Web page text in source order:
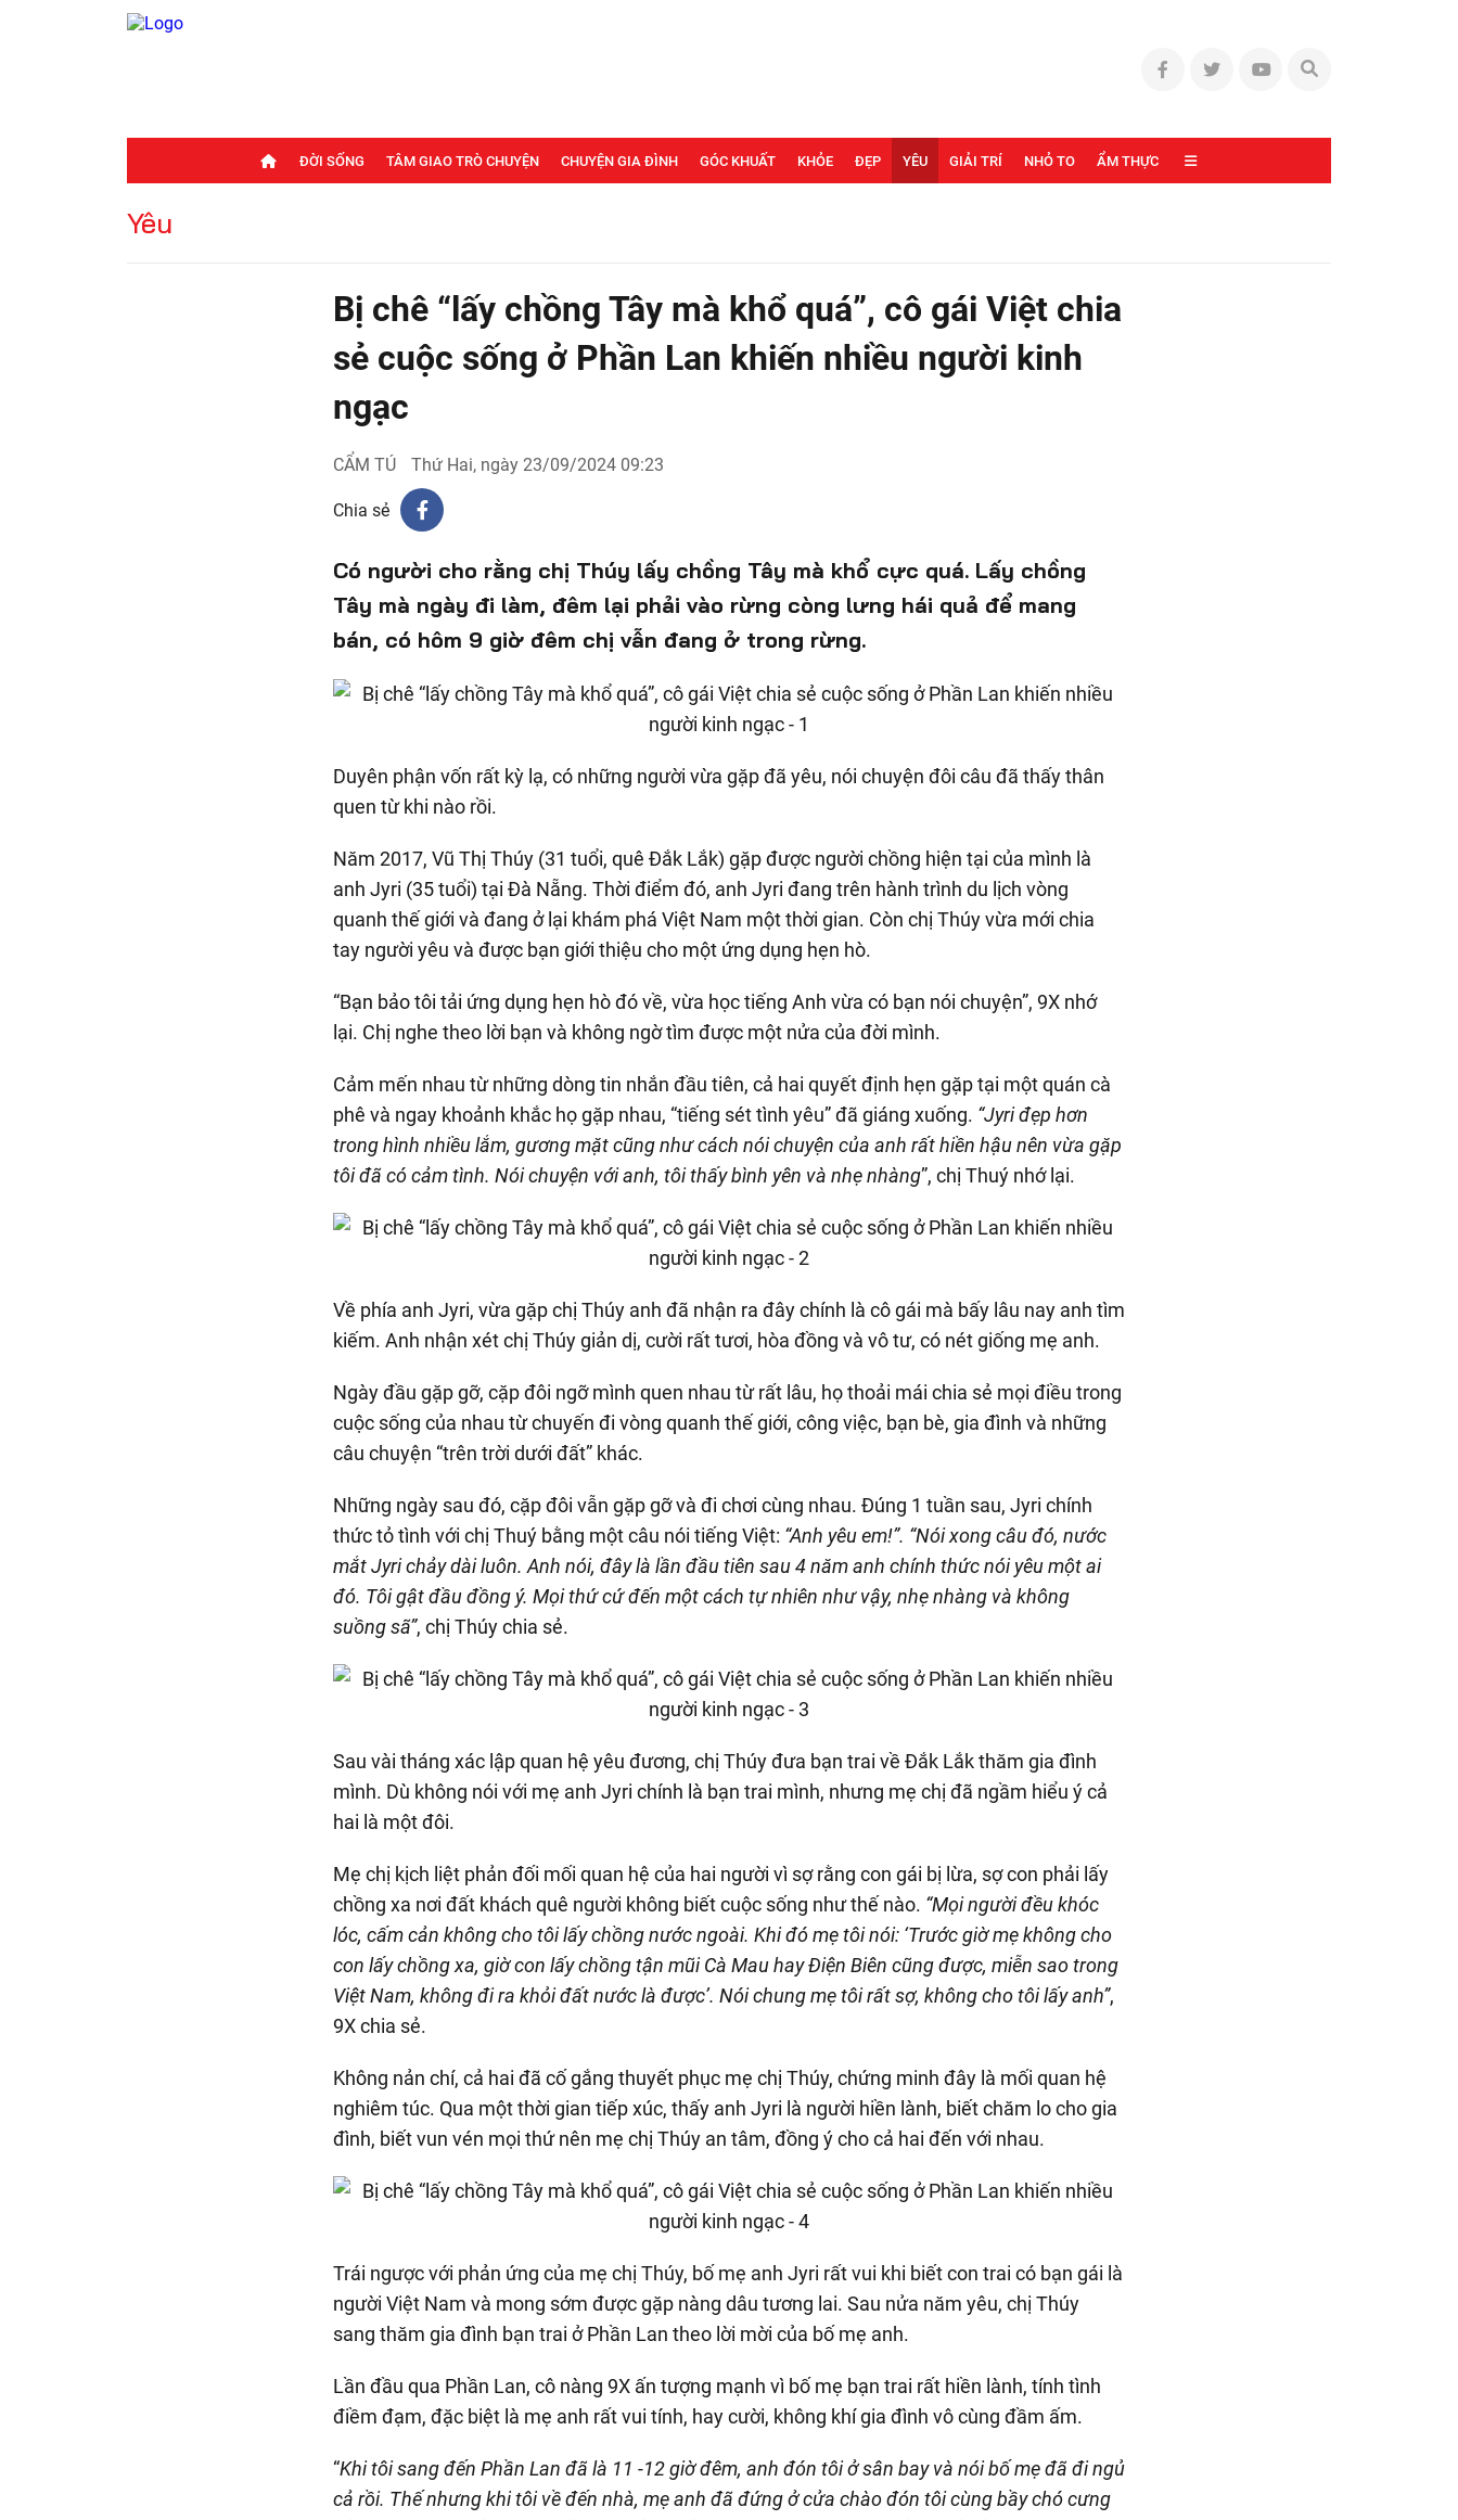
ĐỜI SỐNG TÂM GIAO TRÒ CHUYỆN CHUYỆN GIA ĐÌNH GÓC KHUẤT KHỎE ĐẸP YÊU GIẢI TRÍ NHỎ TO ẨM THỰC
Yêu
Bị chê “lấy chồng Tây mà khổ quá”, cô gái Việt chia
sẻ cuộc sống ở Phần Lan khiến nhiều người kinh
ngạc
CẨM TÚ Thứ Hai, ngày 23/09/2024 09:23
Chia sẻ
Có người cho rằng chị Thúy lấy chồng Tây mà khổ cực quá. Lấy chồng
Tây mà ngày đi làm, đêm lại phải vào rừng còng lưng hái quả để mang
bán, có hôm 9 giờ đêm chị vẫn đang ở trong rừng.
Duyên phận vốn rất kỳ lạ, có những người vừa gặp đã yêu, nói chuyện đôi câu đã thấy thân
quen từ khi nào rồi.
Năm 2017, Vũ Thị Thúy (31 tuổi, quê Đắk Lắk) gặp được người chồng hiện tại của mình là
anh Jyri (35 tuổi) tại Đà Nẵng. Thời điểm đó, anh Jyri đang trên hành trình du lịch vòng
quanh thế giới và đang ở lại khám phá Việt Nam một thời gian. Còn chị Thúy vừa mới chia
tay người yêu và được bạn giới thiệu cho một ứng dụng hẹn hò.
“Bạn bảo tôi tải ứng dụng hẹn hò đó về, vừa học tiếng Anh vừa có bạn nói chuyện”, 9X nhớ
lại. Chị nghe theo lời bạn và không ngờ tìm được một nửa của đời mình.
Cảm mến nhau từ những dòng tin nhắn đầu tiên, cả hai quyết định hẹn gặp tại một quán cà
phê và ngay khoảnh khắc họ gặp nhau, “tiếng sét tình yêu” đã giáng xuống. “Jyri đẹp hơn
trong hình nhiều lắm, gương mặt cũng như cách nói chuyện của anh rất hiền hậu nên vừa gặp
tôi đã có cảm tình. Nói chuyện với anh, tôi thấy bình yên và nhẹ nhàng”, chị Thuý nhớ lại.
Về phía anh Jyri, vừa gặp chị Thúy anh đã nhận ra đây chính là cô gái mà bấy lâu nay anh tìm
kiếm. Anh nhận xét chị Thúy giản dị, cười rất tươi, hòa đồng và vô tư, có nét giống mẹ anh.
Ngày đầu gặp gỡ, cặp đôi ngỡ mình quen nhau từ rất lâu, họ thoải mái chia sẻ mọi điều trong
cuộc sống của nhau từ chuyến đi vòng quanh thế giới, công việc, bạn bè, gia đình và những
câu chuyện “trên trời dưới đất” khác.
Những ngày sau đó, cặp đôi vẫn gặp gỡ và đi chơi cùng nhau. Đúng 1 tuần sau, Jyri chính
thức tỏ tình với chị Thuý bằng một câu nói tiếng Việt: “Anh yêu em!”. “Nói xong câu đó, nước
mắt Jyri chảy dài luôn. Anh nói, đây là lần đầu tiên sau 4 năm anh chính thức nói yêu một ai
đó. Tôi gật đầu đồng ý. Mọi thứ cứ đến một cách tự nhiên như vậy, nhẹ nhàng và không
suồng sã”, chị Thúy chia sẻ.
Sau vài tháng xác lập quan hệ yêu đương, chị Thúy đưa bạn trai về Đắk Lắk thăm gia đình
mình. Dù không nói với mẹ anh Jyri chính là bạn trai mình, nhưng mẹ chị đã ngầm hiểu ý cả
hai là một đôi.
Mẹ chị kịch liệt phản đối mối quan hệ của hai người vì sợ rằng con gái bị lừa, sợ con phải lấy
chồng xa nơi đất khách quê người không biết cuộc sống như thế nào. “Mọi người đều khóc
lóc, cấm cản không cho tôi lấy chồng nước ngoài. Khi đó mẹ tôi nói: ‘Trước giờ mẹ không cho
con lấy chồng xa, giờ con lấy chồng tận mũi Cà Mau hay Điện Biên cũng được, miễn sao trong
Việt Nam, không đi ra khỏi đất nước là được’. Nói chung mẹ tôi rất sợ, không cho tôi lấy anh”,
9X chia sẻ.
Không nản chí, cả hai đã cố gắng thuyết phục mẹ chị Thúy, chứng minh đây là mối quan hệ
nghiêm túc. Qua một thời gian tiếp xúc, thấy anh Jyri là người hiền lành, biết chăm lo cho gia
đình, biết vun vén mọi thứ nên mẹ chị Thúy an tâm, đồng ý cho cả hai đến với nhau.
Trái ngược với phản ứng của mẹ chị Thúy, bố mẹ anh Jyri rất vui khi biết con trai có bạn gái là
người Việt Nam và mong sớm được gặp nàng dâu tương lai. Sau nửa năm yêu, chị Thúy
sang thăm gia đình bạn trai ở Phần Lan theo lời mời của bố mẹ anh.
Lần đầu qua Phần Lan, cô nàng 9X ấn tượng mạnh vì bố mẹ bạn trai rất hiền lành, tính tình
điềm đạm, đặc biệt là mẹ anh rất vui tính, hay cười, không khí gia đình vô cùng đầm ấm.
“Khi tôi sang đến Phần Lan đã là 11 -12 giờ đêm, anh đón tôi ở sân bay và nói bố mẹ đã đi ngủ
cả rồi. Thế nhưng khi tôi về đến nhà, mẹ anh đã đứng ở cửa chào đón tôi cùng bầy chó cưng